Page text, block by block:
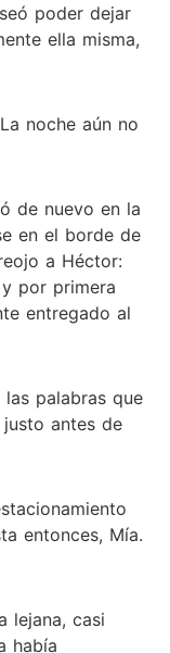
poder dejar
ella misma,
noche aún no
de nuevo en la
en el borde de
a Héctor:
por primera
entregado al
palabras que
antes de
entonces, Mía.
lejana, casi
había